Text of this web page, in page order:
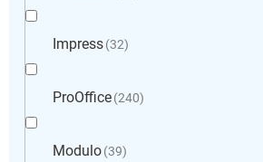
Impress 32
ProOffice 240
Modulo 39